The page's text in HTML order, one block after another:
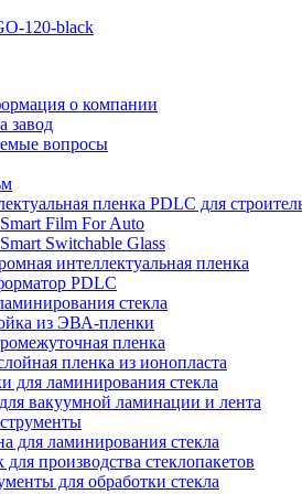
о компании
завод
вопросы
пленка PDLC для
Film For Auto
Switchable Glass
интеллектуальная пленка
PDLC
стекла
из ЭВА-пленки
пленка
пленка из ионопласта
для ламинирования стекла
вакуумной ламинации и лента
для ламинирования стекла
для производства стеклопакетов
для обработки стекла